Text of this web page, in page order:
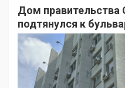
Дом правительства
подтянулся к